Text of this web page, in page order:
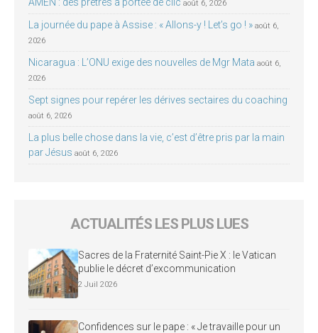
août 6, 2026
La journée du pape à Assise : « Allons-y ! Let’s go ! » août 6,
2026
Nicaragua : L’ONU exige des nouvelles de Mgr Mata août 6,
2026
Sept signes pour repérer les dérives sectaires du coaching
août 6, 2026
La plus belle chose dans la vie, c’est d’être pris par la main
par Jésus août 6, 2026
ACTUALITÉS LES PLUS LUES
Sacres de la Fraternité Saint-Pie X : le Vatican
publie le décret d’excommunication
2 Juil 2026
Confidences sur le pape : « Je travaille pour un